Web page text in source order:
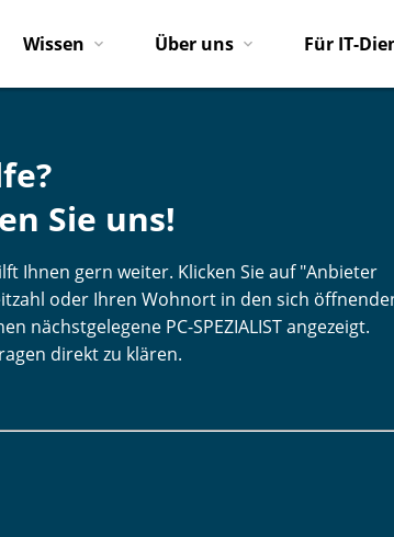
Wissen Über uns Für IT-
Sie uns!
Ihnen gern weiter. Klicken Sie auf "Anbieter
oder Ihren Wohnort in den sich
nächstgelegene PC-SPEZIALIST angezeigt.
direkt zu klären.